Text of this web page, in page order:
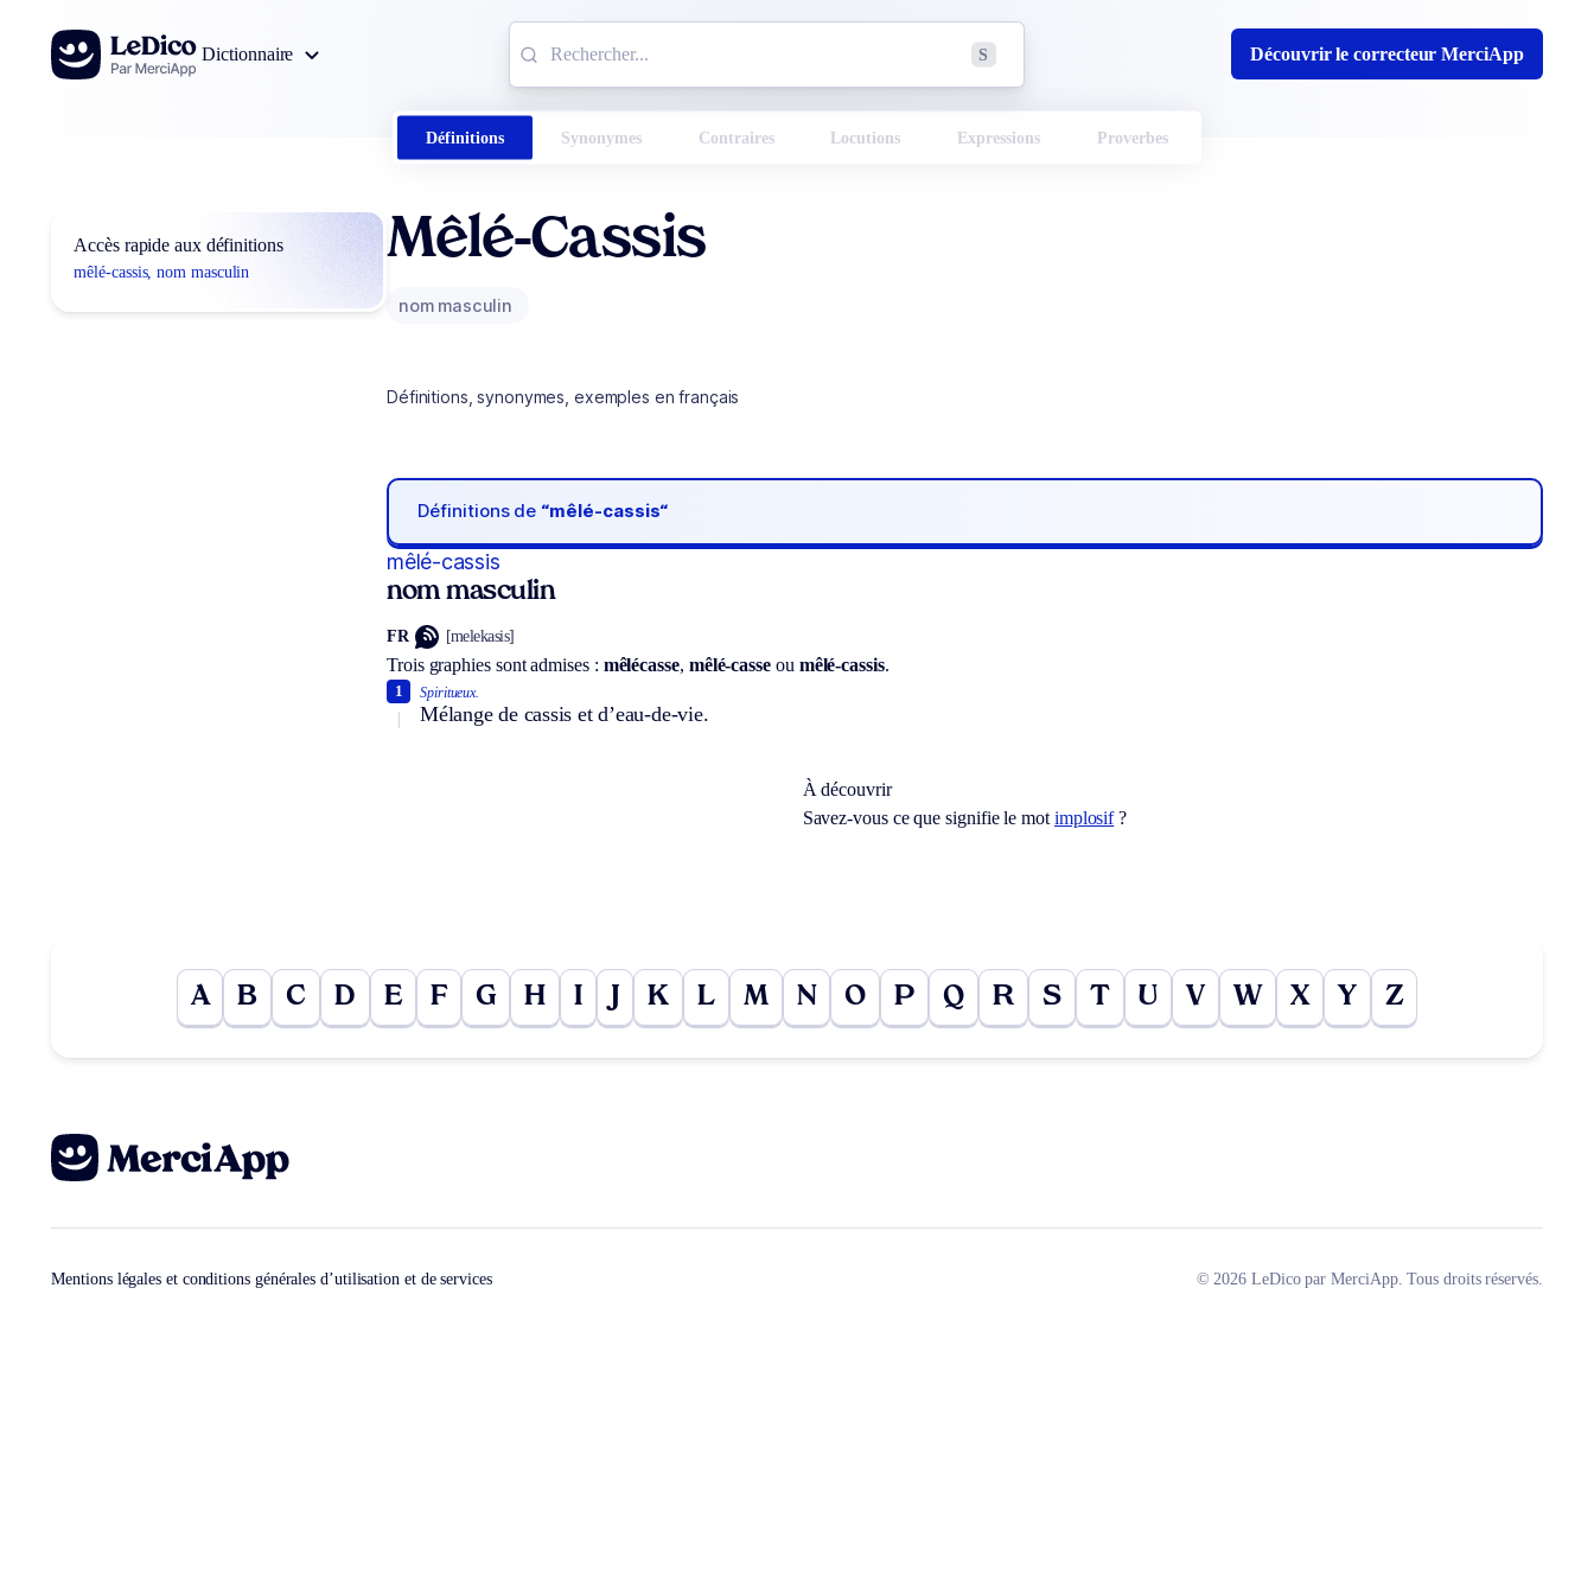
Aller au contenu
Dictionnaire
S Découvrir le correcteur MerciApp
Définitions Synonymes Contraires Locutions Expressions Proverbes
Accès rapide aux définitions
mêlé-cassis, nom masculin
Mêlé-Cassis
nom masculin
Définitions, synonymes, exemples en français
Définitions de “mêlé-cassis“
mêlé-cassis
nom masculin
FR [melekasis]
Trois graphies sont admises : mêlécasse, mêlé-casseou mêlé-cassis.
Spiritueux.
Mélange de cassis et d’eau-de-vie.
1
À découvrir
Savez-vous ce que signifie le mot implosif?
A B C D E F G H I K L M N O P Q R S T U V W X Y Z
Mentions légales et conditions générales d’utilisation et de services © 2026 LeDico par MerciApp. Tous droits réservés.